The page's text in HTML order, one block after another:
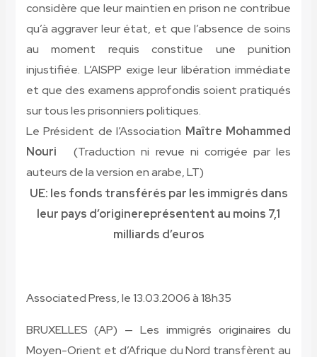
considère que leur maintien en prison ne contribue
qu’à aggraver leur état, et que l’absence de soins
au moment requis constitue une punition
injustifiée. L’AISPP exige leur libération immédiate
et que des examens approfondis soient pratiqués
sur tous les prisonniers politiques.
Le Président de l’Association Maître Mohammed
Nouri (Traduction ni revue ni corrigée par les
auteurs de la version en arabe, LT)
UE: les fonds transférés par les immigrés dans
leur pays d’originereprésentent au moins 7,1
milliards d’euros
Associated Press, le13.03.2006 à 18h35
BRUXELLES (AP) — Les immigrés originaires du
Moyen-Orient et d’Afrique du Nord transfèrent au